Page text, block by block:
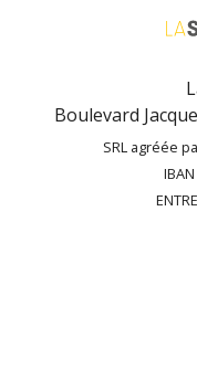
Boulevard
SRL agréée